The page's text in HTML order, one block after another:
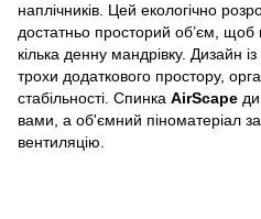
наплічників. Цей екологічно
достатньо просторий об’єм, щоб
кілька денну мандрівку. Дизайн
трохи додаткового простору,
стабільності. Спинка AirScape
вами, а об'ємний піноматеріал
вентиляцію.